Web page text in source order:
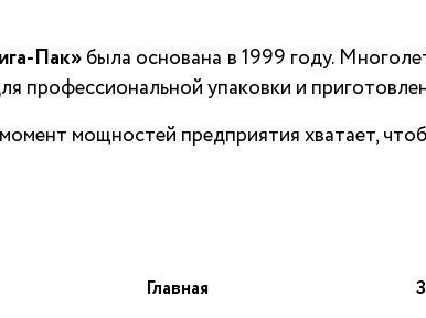
Пак»была основана в 1999 году.
профессиональной упаковки и
мощностей предприятия хватает,
Главная